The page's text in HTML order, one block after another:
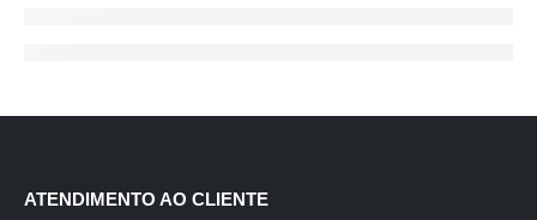
ATENDIMENTO AO CLIENTE